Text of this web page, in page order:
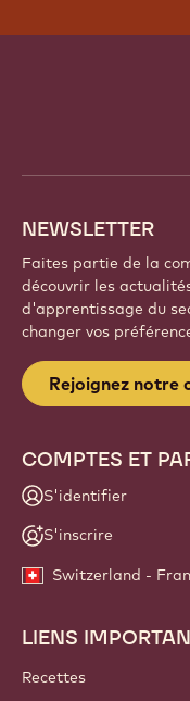
NEWSLETTER
Faites partie de la
découvrir les
d'apprentissage du
changer vos
Rejoignez notre
COMPTES ET
S'identifier
S'inscrire
Switzerland -
Footer
Callebaut
LIENS
Recettes